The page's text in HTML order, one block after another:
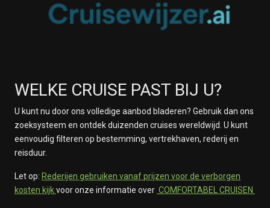
WELKE CRUISE PAST BIJ U?
U kunt nu door ons volledige aanbod bladeren? Gebruik dan ons
zoeksysteem en ontdek duizenden cruises wereldwijd. U kunt
eenvoudig filteren op bestemming, vertrekhaven, rederij en
reisduur.
Let op: Rederijen gebruiken vanaf prijzen voor de verborgen
kosten kijkvoor onze informatie over COMFORTABEL CRUISEN